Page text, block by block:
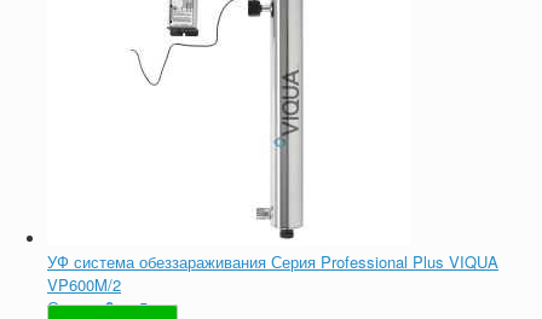
УФ система обеззараживания Серия Professional Plus VIQUA
VP600M/2
Оценка0из 5